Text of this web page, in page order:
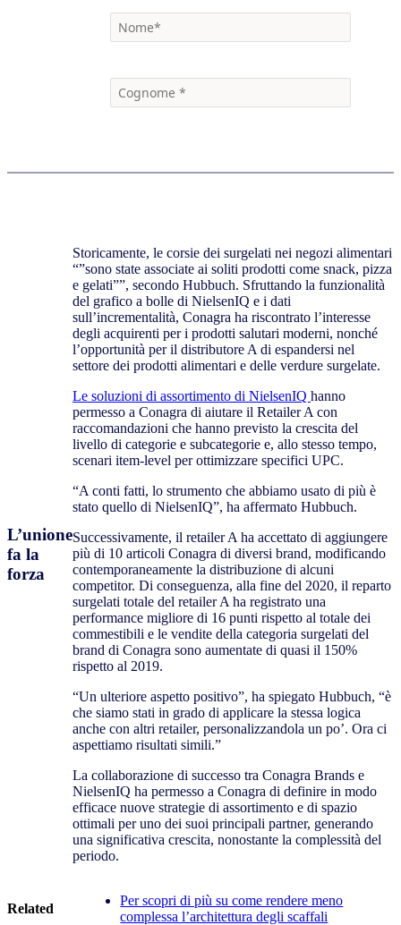
L’unione
fa la
forza
Storicamente, le corsie dei surgelati nei negozi alimentari
“”sono state associate ai soliti prodotti come snack, pizza
e gelati””, secondo Hubbuch. Sfruttando la funzionalità
del grafico a bolle di NielsenIQ e i dati
sull’incrementalità, Conagra ha riscontrato l’interesse
degli acquirenti per i prodotti salutari moderni, nonché
l’opportunità per il distributore A di espandersi nel
settore dei prodotti alimentari e delle verdure surgelate.
Le soluzioni di assortimento di NielsenIQ hanno
permesso a Conagra di aiutare il Retailer A con
raccomandazioni che hanno previsto la crescita del
livello di categorie e subcategorie e, allo stesso tempo,
scenari item-level per ottimizzare specifici UPC.
“A conti fatti, lo strumento che abbiamo usato di più è
stato quello di NielsenIQ”, ha affermato Hubbuch.
Successivamente, il retailer A ha accettato di aggiungere
più di 10 articoli Conagra di diversi brand, modificando
contemporaneamente la distribuzione di alcuni
competitor. Di conseguenza, alla fine del 2020, il reparto
surgelati totale del retailer A ha registrato una
performance migliore di 16 punti rispetto al totale dei
commestibili e le vendite della categoria surgelati del
brand di Conagra sono aumentate di quasi il 150%
rispetto al 2019.
“Un ulteriore aspetto positivo”, ha spiegato Hubbuch, “è
che siamo stati in grado di applicare la stessa logica
anche con altri retailer, personalizzandola un po’. Ora ci
aspettiamo risultati simili.”
La collaborazione di successo tra Conagra Brands e
NielsenIQ ha permesso a Conagra di definire in modo
efficace nuove strategie di assortimento e di spazio
ottimali per uno dei suoi principali partner, generando
una significativa crescita, nonostante la complessità del
periodo.
Related
Per scopri di più su come rendere meno
complessa l’architettura degli scaffali